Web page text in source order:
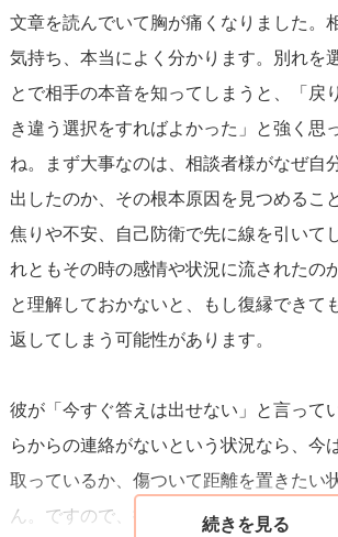
文章を読んでいて胸が痛くなりました。
気持ち、本当によく分かります。別れを
とで相手の本音を知ってしまうと、「戻
き違う選択をすればよかった」と強く思
ね。まず大事なのは、相談者様がなぜ自
出したのか、その根本原因を見つめるこ
焦りや不安、自己防衛で先に線を引いて
れともその時の感情や状況に流されたの
と理解しておかないと、もし復縁できて
返してしまう可能性があります。
彼が「今すぐ答えは出せない」と言って
らからの連絡がないという状況なら、今
取っているか、傷ついて距離を置きたい
ん。ですので、接し方は慎重にした方が